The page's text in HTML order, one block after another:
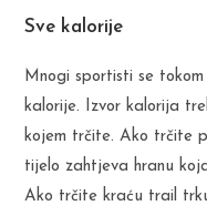
Sve kalorije
Mnogi sportisti se
kalorije. Izvor kalorija
kojem trčite. Ako trčite
tijelo zahtjeva hranu
Ako trčite kraću trail